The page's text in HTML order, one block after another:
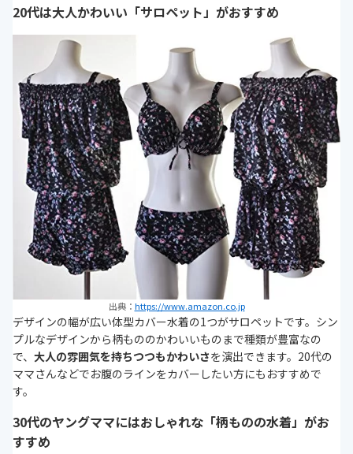
20代は大人かわいい「サロペット」がおすすめ
出典： https://www.amazon.co.jp
デザインの幅が広い体型カバー水着の1つがサロペットです。シン
プルなデザインから柄もののかわいいものまで種類が豊富なの
で、 大人の雰囲気を持ちつつもかわいさを演出できます。20代の
ママさんなどでお腹のラインをカバーしたい方にもおすすめで
す。
30代のヤングママにはおしゃれな「柄ものの水着」がお
すすめ